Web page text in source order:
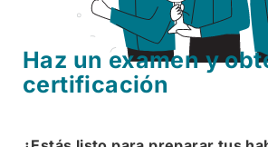
Haz un examen y
certificación